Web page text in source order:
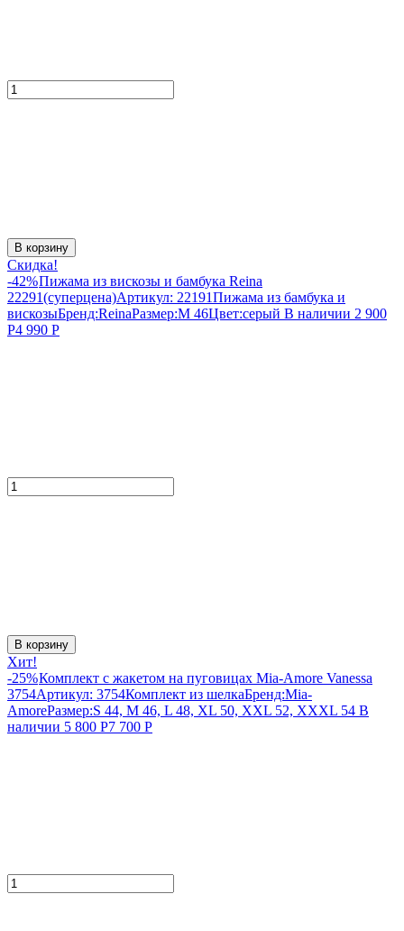
В корзину
Скидка!
-42%Пижама из вискозы и бамбука Reina
22291(суперцена)Артикул: 22191Пижама из бамбука и
вискозыБренд:ReinaРазмер:M 46Цвет:серый В наличии 2 900
Р4 990 Р
В корзину
Хит!
-25%Комплект с жакетом на пуговицах Mia-Amore Vanessa
3754Артикул: 3754Комплект из шелкаБренд:Mia-
AmoreРазмер:S 44, M 46, L 48, XL 50, XXL 52, XXXL 54 В
наличии 5 800 Р7 700 Р